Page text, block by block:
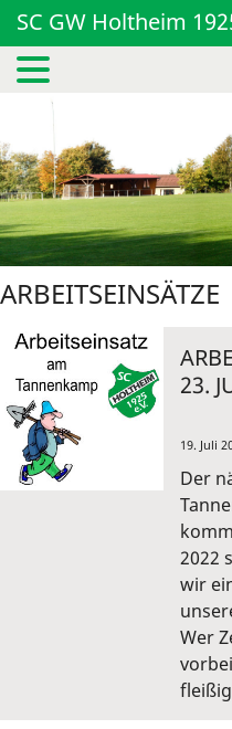
SC GW Holtheim
ARBEITSEINSÄTZE
23.
19. Juli
Der
2022
wir
Wer